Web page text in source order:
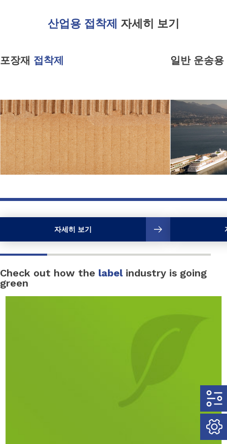
산업용 접착제 자세히 보기
포장재 접착제
자세히 보기
일반 운송용
Check out how the label industry is going
green